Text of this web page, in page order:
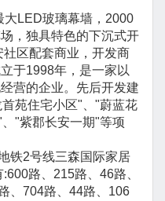
大LED玻璃幕墙，2000
，独具特色的下沉式开
区配套商业，开发商
于1998年，是一家以
营的企业。先后开发建
苑住宅小区"、"蔚蓝花
"紫郡长安一期"等项
铁2号线三森国际家居
路、215路、46路、
、704路、44路、106